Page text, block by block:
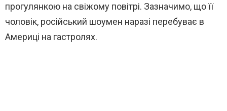
прогулянкою на свіжому повітрі. Зазначимо, що її
чоловік, російський шоумен наразі перебуває в
Америці на гастролях.